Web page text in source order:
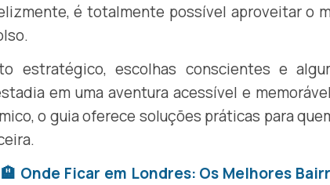
é totalmente possível aproveitar o
estratégico, escolhas conscientes e
em uma aventura acessível e
o guia oferece soluções práticas para
🏨 Onde Ficar em Londres: Os Melhores